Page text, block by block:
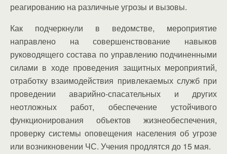
реагированию на различные угрозы и вызовы.
Как подчеркнули в ведомстве, мероприятие
направлено на совершенствование навыков
руководящего состава по управлению подчиненными
силами в ходе проведения защитных мероприятий,
отработку взаимодействия привлекаемых служб при
проведении аварийно-спасательных и других
неотложных работ, обеспечение устойчивого
функционирования объектов жизнеобеспечения,
проверку системы оповещения населения об угрозе
или возникновении ЧС. Учения продлятся до 15 мая.